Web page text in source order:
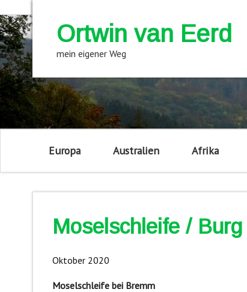
Ortwin van Eerd
mein eigener Weg
Europa Australien Afrika
Moselschleife /
Oktober 2020
Moselschleife bei Bremm